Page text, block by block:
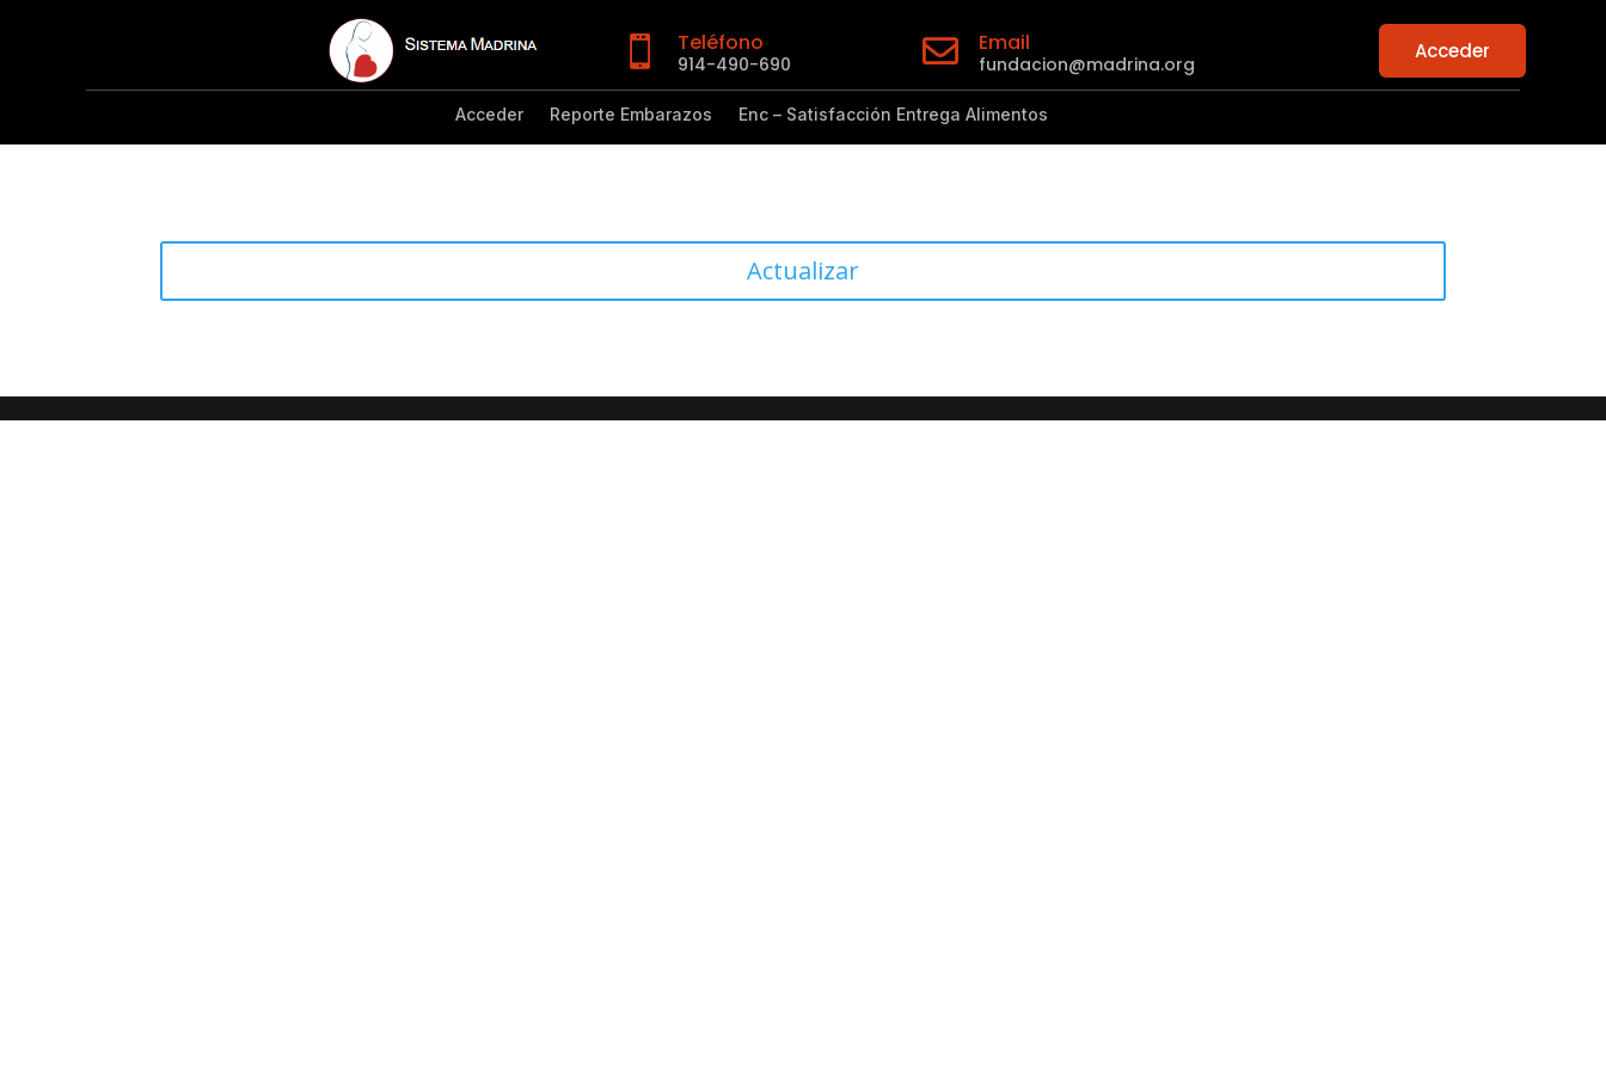
 Teléfono
914-490-690  Email
fundacion@madrina.org
Acceder
Acceder Reporte Embarazos Enc – Satisfacción Entrega Alimentos
Actualizar